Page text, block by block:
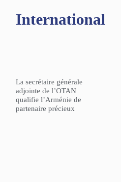
International
La secrétaire générale
adjointe de l’OTAN
qualifie l’Arménie de
partenaire précieux